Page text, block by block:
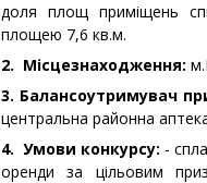
доля площ приміщень
площею 7,6 кв.м.
2. Місцезнаходження:
3. Балансоутримувач
центральна районна
4. Умови конкурсу: -
оренди за цільовим